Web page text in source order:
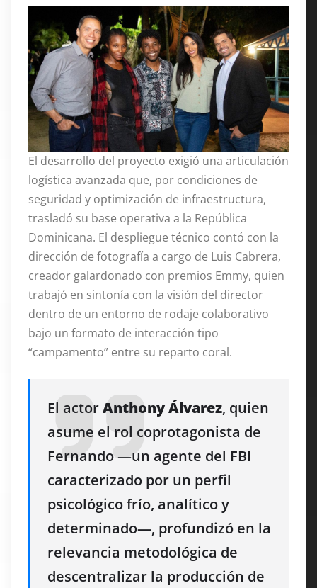
El desarrollo del proyecto exigió una articulación
logística avanzada que, por condiciones de
seguridad y optimización de infraestructura,
trasladó su base operativa a la República
Dominicana. El despliegue técnico contó con la
dirección de fotografía a cargo de Luis Cabrera,
creador galardonado con premios Emmy, quien
trabajó en sintonía con la visión del director
dentro de un entorno de rodaje colaborativo
bajo un formato de interacción tipo
“campamento” entre su reparto coral.
El actorAnthony Álvarez, quien
asume el rol coprotagonista de
Fernando —un agente del FBI
caracterizado por un perfil
psicológico frío, analítico y
determinado—, profundizó en la
relevancia metodológica de
descentralizar la producción de